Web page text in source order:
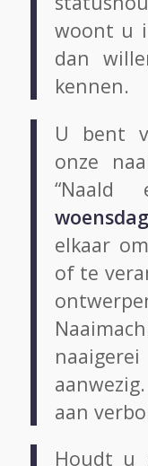
woont u
dan
kennen.
U bent
onze
“Naald
elkaar
of te
aan
Houdt u